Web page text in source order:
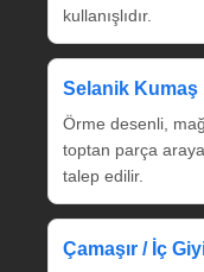
kullanışlıdır.
Selanik Kumaş
Örme desenli,
toptan parça
talep edilir.
Çamaşır / İç